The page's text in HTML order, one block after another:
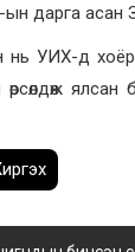
дарга асан
нь УИХ-д